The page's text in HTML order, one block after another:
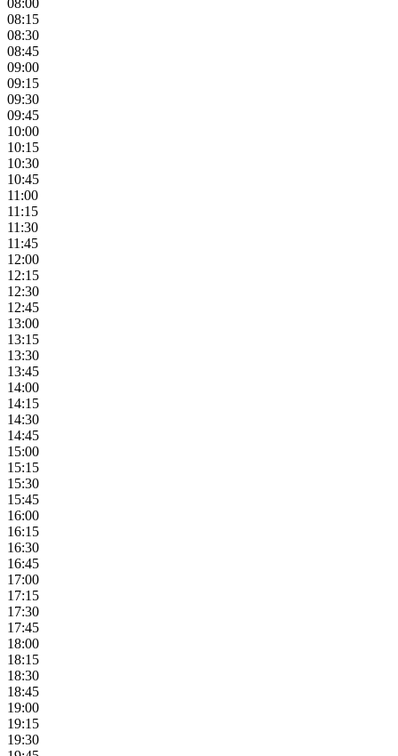
08:00
08:15
08:30
08:45
09:00
09:15
09:30
09:45
10:00
10:15
10:30
10:45
11:00
11:15
11:30
11:45
12:00
12:15
12:30
12:45
13:00
13:15
13:30
13:45
14:00
14:15
14:30
14:45
15:00
15:15
15:30
15:45
16:00
16:15
16:30
16:45
17:00
17:15
17:30
17:45
18:00
18:15
18:30
18:45
19:00
19:15
19:30